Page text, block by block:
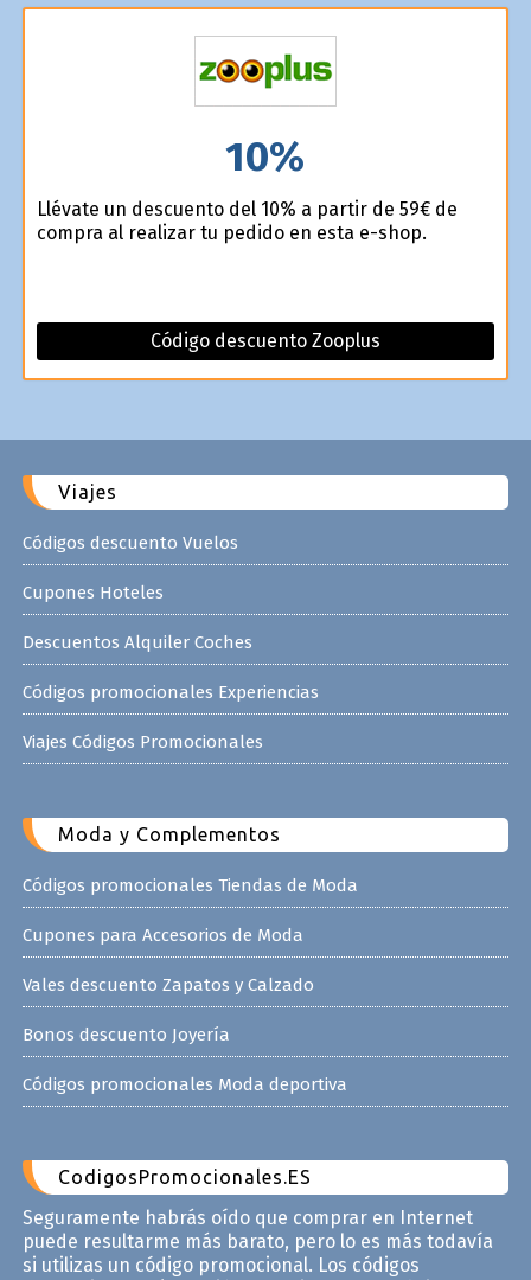
10%
Llévate un descuento del 10% a partir de 59€ de
compra al realizar tu pedido en esta e-shop.
Código descuento Zooplus
Viajes
Códigos descuento Vuelos
Cupones Hoteles
Descuentos Alquiler Coches
Códigos promocionales Experiencias
Viajes Códigos Promocionales
Moda y Complementos
Códigos promocionales Tiendas de Moda
Cupones para Accesorios de Moda
Vales descuento Zapatos y Calzado
Bonos descuento Joyería
Códigos promocionales Moda deportiva
CodigosPromocionales.ES
Seguramente habrás oído que comprar en Internet
puede resultarme más barato, pero lo es más todavía
si utilizas un código promocional. Los códigos